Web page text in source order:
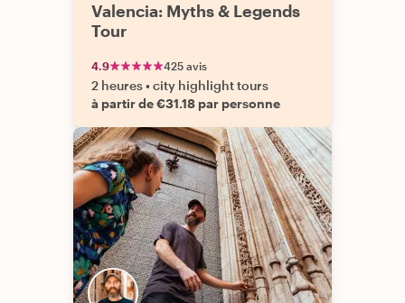
Valencia: Myths & Legends
Tour
4.9 425 avis
2 heures•city highlight tours
à partir de €31.18 par personne